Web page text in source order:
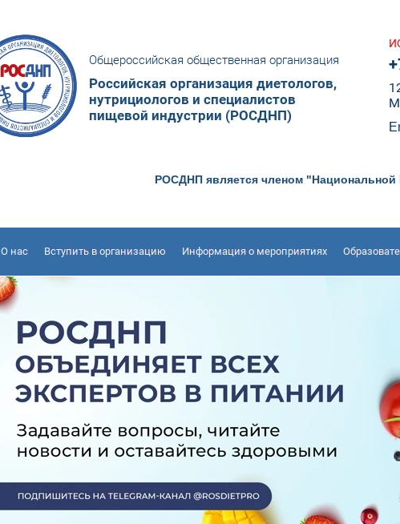
Российская организация диетологов,
нутрициологов и специалистов
пищевой индустрии (РОСДНП)
Общероссийская общественная организация
РОСДНП является членом
О нас Вступить в организацию Информация о мероприятиях